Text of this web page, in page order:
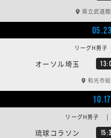
県立武道
05.23
オーソル埼玉
リーグH男
和光市
10.17
琉球コラソン
リーグH男子 |